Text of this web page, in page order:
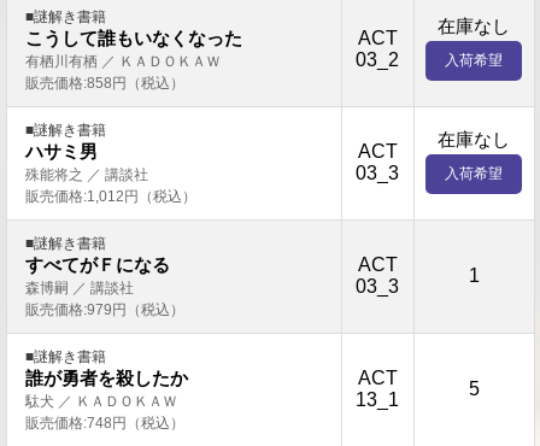
■謎解き書籍
こうして誰もいなくなった
有栖川有栖 ／ ＫＡＤＯＫＡＷ
販売価格:858円（税込）
ACT
03_2
在庫なし
入荷希望
■謎解き書籍
ハサミ男
殊能将之 ／ 講談社
販売価格:1,012円（税込）
ACT
03_3
在庫なし
入荷希望
■謎解き書籍
すべてがＦになる
森博嗣 ／ 講談社
販売価格:979円（税込）
ACT
03_3
1
■謎解き書籍
誰が勇者を殺したか
駄犬 ／ ＫＡＤＯＫＡＷ
販売価格:748円（税込）
ACT
13_1
5